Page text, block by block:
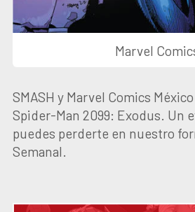
Marvel
SMASH y Marvel Comics
Spider-Man 2099: Exodus. Un
puedes perderte en nuestro
Semanal.